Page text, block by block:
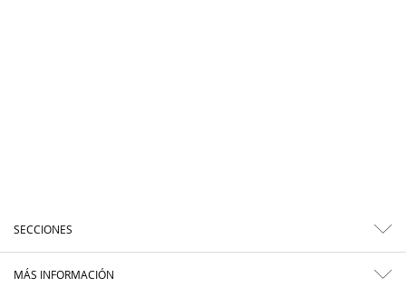
SECCIONES
MÁS INFORMACIÓN